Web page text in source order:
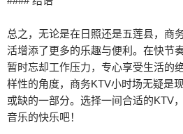
总之，无论是在日照还是五莲县，商
活增添了更多的乐趣与便利。在快节
暂时忘却工作压力，专心享受生活的
样性的角度，商务KTV小时场无疑是
或缺的一部分。选择一间合适的KTV
音乐的快乐吧！